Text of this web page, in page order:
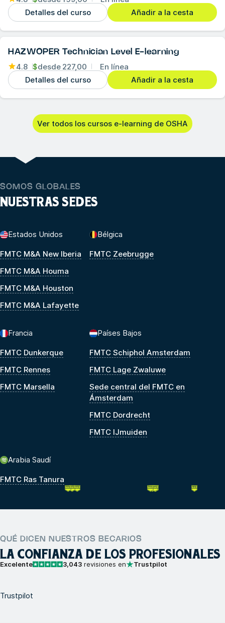
Detalles del curso
Añadir a la cesta
HAZWOPER Technician Level E-learning
4.8 $desde 227,00
En línea
Detalles del curso
Añadir a la cesta
Ver todos los cursos e-learning de OSHA
SOMOS GLOBALES
NUESTRAS SEDES
Estados Unidos
FMTC M&A New Iberia
FMTC M&A Houma
FMTC M&A Houston
FMTC M&A Lafayette
Bélgica
FMTC Zeebrugge
Francia
FMTC Dunkerque
FMTC Rennes
FMTC Marsella
Países Bajos
FMTC Schiphol Amsterdam
FMTC Lage Zwaluwe
Sede central del FMTC en
Ámsterdam
FMTC Dordrecht
FMTC IJmuiden
Arabia Saudí
FMTC Ras Tanura
QUÉ DICEN NUESTROS BECARIOS
LA CONFIANZA DE LOS PROFESIONALES
Excelente 3,043 revisiones en Trustpilot
Trustpilot